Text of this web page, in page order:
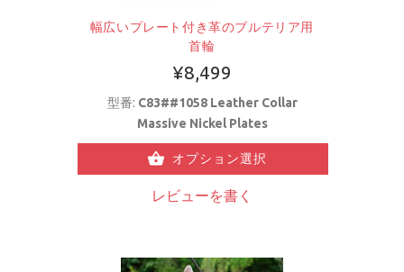
幅広いプレート付き革のブルテリア用
首輪
¥8,499
型番: C83##1058 Leather Collar
Massive Nickel Plates
オプション選択
レビューを書く